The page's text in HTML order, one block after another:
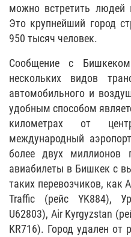
можно встретить людей
Это крупнейший город
950 тысяч человек.
Сообщение с Бишкеком
нескольких видов
автомобильного и
удобным способом
километрах от
международный
более двух миллионов
авиабилеты в Бишкек с
таких перевозчиков, как
Traffic (рейс YK884),
U62803), Air Kyrgyzstan
KR716). Город удален от